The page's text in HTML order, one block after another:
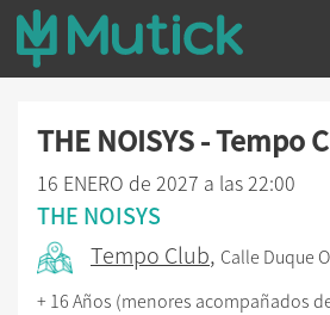
THE NOISYS - Tempo
16 ENERO de 2027 a las 22:00
THE NOISYS
Tempo Club, Calle Duque
+ 16 Años (menores acompañados